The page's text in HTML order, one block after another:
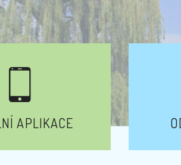
APLIKACE